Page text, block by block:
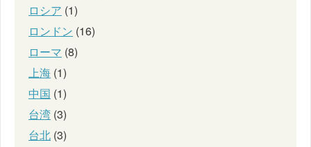
ロシア (1)
ロンドン (16)
ローマ (8)
上海 (1)
中国 (1)
台湾 (3)
台北 (3)